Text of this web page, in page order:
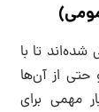
تا با
حتی از آن‌ها
مهمی برای